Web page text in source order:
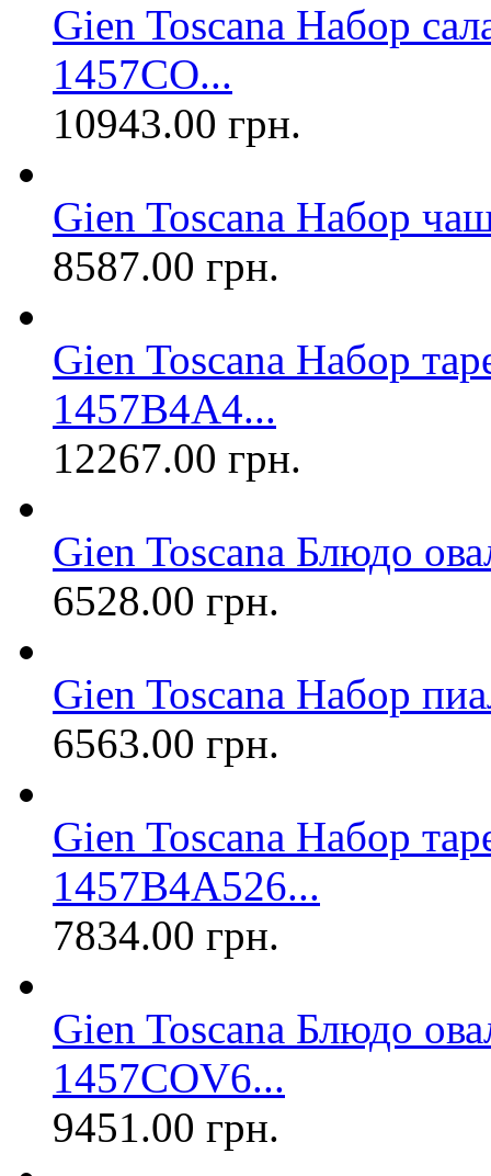
Gien Toscana Набор
1457CO...
10943.00 грн.
Gien Toscana Набор
8587.00 грн.
Gien Toscana Набор
1457B4A4...
12267.00 грн.
Gien Toscana Блюдо
6528.00 грн.
Gien Toscana Набор
6563.00 грн.
Gien Toscana Набор
1457B4A526...
7834.00 грн.
Gien Toscana Блюдо
1457COV6...
9451.00 грн.